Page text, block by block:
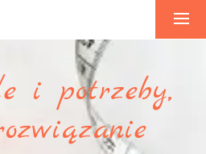
i potrzeby,